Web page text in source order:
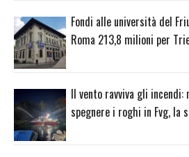
Fondi alle università del
Roma 213,8 milioni per
Il vento ravviva gli
spegnere i roghi in Fvg, la